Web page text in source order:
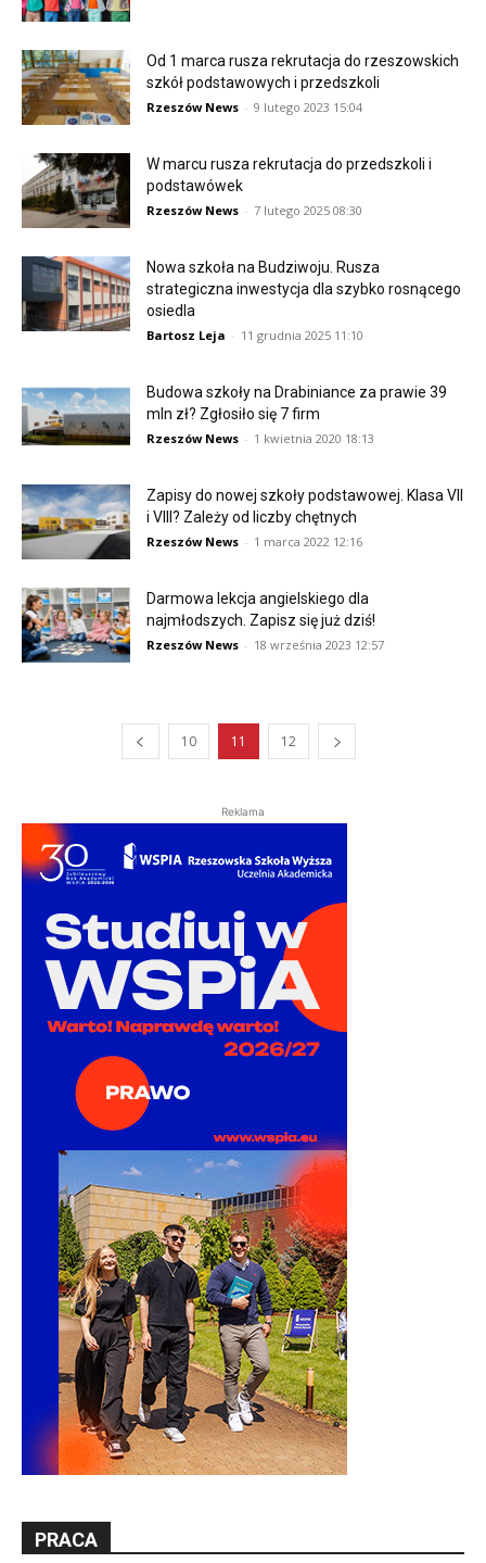
Od 1 marca rusza rekrutacja do rzeszowskich
szkół podstawowych i przedszkoli
Rzeszów News - 9 lutego 2023 15:04
W marcu rusza rekrutacja do przedszkoli i
podstawówek
Rzeszów News - 7 lutego 2025 08:30
Nowa szkoła na Budziwoju. Rusza
strategiczna inwestycja dla szybko rosnącego
osiedla
Bartosz Leja - 11 grudnia 2025 11:10
Budowa szkoły na Drabiniance za prawie 39
mln zł? Zgłosiło się 7 firm
Rzeszów News - 1 kwietnia 2020 18:13
Zapisy do nowej szkoły podstawowej. Klasa VII
i VIII? Zależy od liczby chętnych
Rzeszów News - 1 marca 2022 12:16
Darmowa lekcja angielskiego dla
najmłodszych. Zapisz się już dziś!
Rzeszów News - 18 września 2023 12:57
10 11 12
Reklama
PRACA